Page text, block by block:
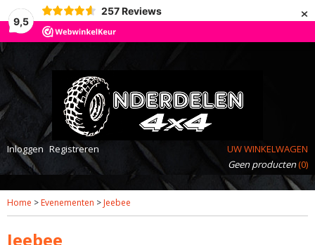
9,5
257 Reviews ×
Inloggen Registreren
UW WINKELWAGEN
Geen producten(0)
Home > Evenementen > Jeebee
Jeebee